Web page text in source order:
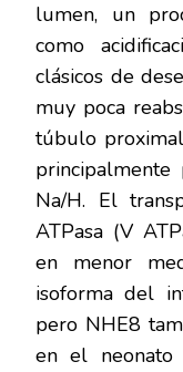
lumen, un
como
clásicos de
muy poca
túbulo
Na/H. El
ATPasa (V
en menor
isoforma del
pero NHE8
en el neonato